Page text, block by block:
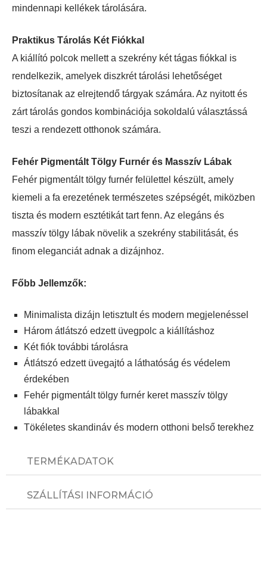
TERMÉKADATOK
SZÁLLÍTÁSI INFORMÁCIÓ
mindennapi kellékek tárolására.
Praktikus Tárolás Két Fiókkal
A kiállító polcok mellett a szekrény két tágas fiókkal is
rendelkezik, amelyek diszkrét tárolási lehetőséget
biztosítanak az elrejtendő tárgyak számára. Az nyitott és
zárt tárolás gondos kombinációja sokoldalú választássá
teszi a rendezett otthonok számára.
Fehér Pigmentált Tölgy Furnér és Masszív Lábak
Fehér pigmentált tölgy furnér felülettel készült, amely
kiemeli a fa erezetének természetes szépségét, miközben
tiszta és modern esztétikát tart fenn. Az elegáns és
masszív tölgy lábak növelik a szekrény stabilitását, és
finom eleganciát adnak a dizájnhoz.
Főbb Jellemzők:
Minimalista dizájn letisztult és modern megjelenéssel
Három átlátszó edzett üvegpolc a kiállításhoz
Két fiók további tárolásra
Átlátszó edzett üvegajtó a láthatóság és védelem
érdekében
Fehér pigmentált tölgy furnér keret masszív tölgy
lábakkal
Tökéletes skandináv és modern otthoni belső terekhez